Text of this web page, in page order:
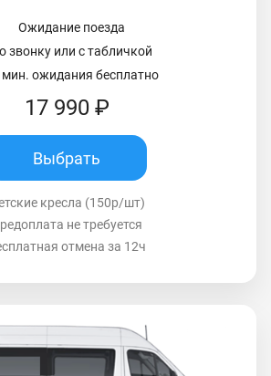
Ожидание поезда
звонку или с табличкой
мин. ожидания бесплатно
17 990 ₽
Выбрать
кресла (150р/шт)
не требуется
отмена за 12ч